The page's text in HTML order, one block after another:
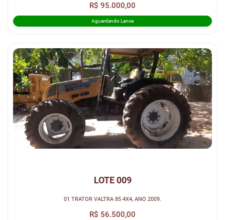
R$ 95.000,00
Aguardando Lance
LOTE 009
01 TRATOR VALTRA 85 4X4, ANO 2009.
R$ 56.500,00